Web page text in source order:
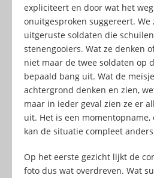
expliciteert en door wat het
onuitgesproken suggereert. We
uitgeruste soldaten die
stenengooiers. Wat ze denken
niet maar de twee soldaten op
bepaald bang uit. Wat de
achtergrond denken en zien,
maar in ieder geval zien ze er
uit. Het is een momentopname,
kan de situatie compleet
Op het eerste gezicht lijkt de
foto dus wat overdreven. Wat